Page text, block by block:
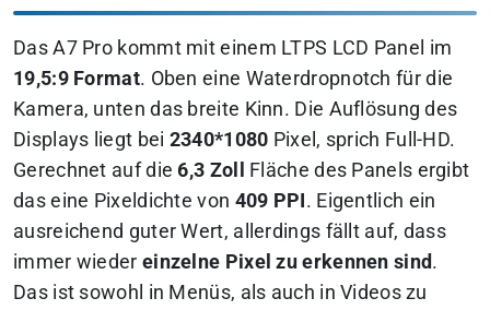
Das A7 Pro kommt mit einem LTPS LCD Panel im
19,5:9 Format. Oben eine Waterdropnotch für die
Kamera, unten das breite Kinn. Die Auflösung des
Displays liegt bei 2340*1080 Pixel, sprich Full-HD.
Gerechnet auf die6,3 Zoll
Fläche des Panels ergibt
das eine Pixeldichte von 409 PPI. Eigentlich ein
ausreichend guter Wert, allerdings fällt auf, dass
immer wieder einzelne Pixel zu erkennen sind .
Das ist sowohl in Menüs, als auch in Videos zu